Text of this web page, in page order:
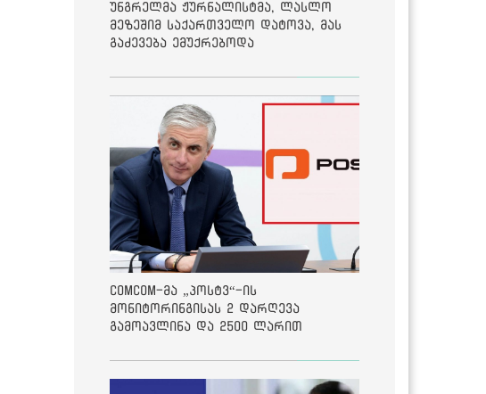
უნგრელმა ჟურნალისტმა, ლასლო
მეზეშიმ საქართველო დატოვა, მას
გაძევება ემუქრებოდა
ComCom-მა „პოსტვ“-ის
მონიტორინგისას 2 დარღევა
გამოავლინა და 2500 ლარით